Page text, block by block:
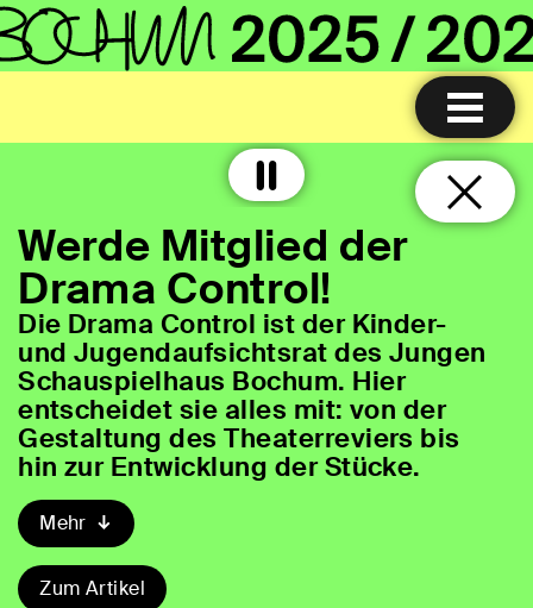
Werde Mitglied der
Drama Control!
Die Drama Control ist der Kinder-
und Jugendaufsichtsrat des Jungen
Schauspielhaus Bochum. Hier
entscheidet sie alles mit: von der
Gestaltung des Theaterreviers bis
hin zur Entwicklung der Stücke.
Mehr
Zum Artikel